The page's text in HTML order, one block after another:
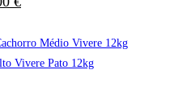
€.
preço
é:
53,00 €.